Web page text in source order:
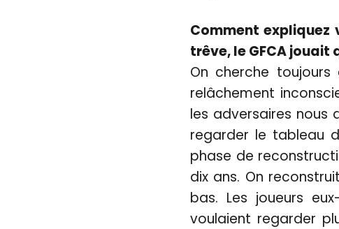
Comment
trêve, le GFCA
On cherche
relâchement
les adversaires nous
regarder le tableau
phase de
dix ans. On
bas. Les joueurs
voulaient regarder